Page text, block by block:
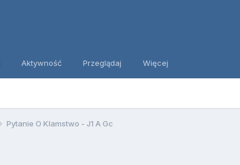
Aktywność Przeglądaj Więcej
Pytanie O Klamstwo - J1 A Gc